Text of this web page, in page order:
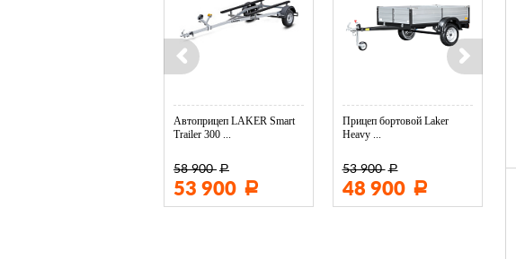
Автоприцеп LAKER Smart
Trailer 300 ...
58 900 Р
53 900 Р
Прицеп бортовой Laker
Heavy ...
53 900 Р
48 900 Р